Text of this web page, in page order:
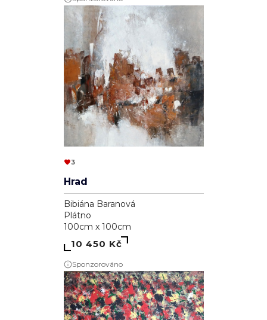
3
Hrad
Bibiána Baranová
Plátno
100cm x 100cm
10 450 Kč
Sponzorováno